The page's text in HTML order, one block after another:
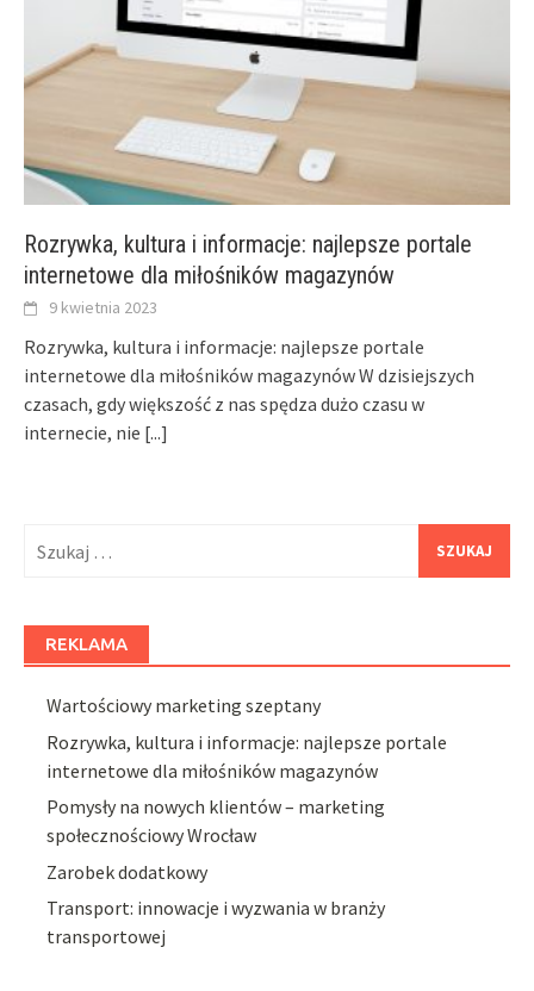
Rozrywka, kultura i informacje: najlepsze portale
internetowe dla miłośników magazynów
9 kwietnia 2023
Rozrywka, kultura i informacje: najlepsze portale
internetowe dla miłośników magazynów W dzisiejszych
czasach, gdy większość z nas spędza dużo czasu w
internecie, nie [...]
REKLAMA
Wartościowy marketing szeptany
Rozrywka, kultura i informacje: najlepsze portale
internetowe dla miłośników magazynów
Pomysły na nowych klientów – marketing
społecznościowy Wrocław
Zarobek dodatkowy
Transport: innowacje i wyzwania w branży
transportowej